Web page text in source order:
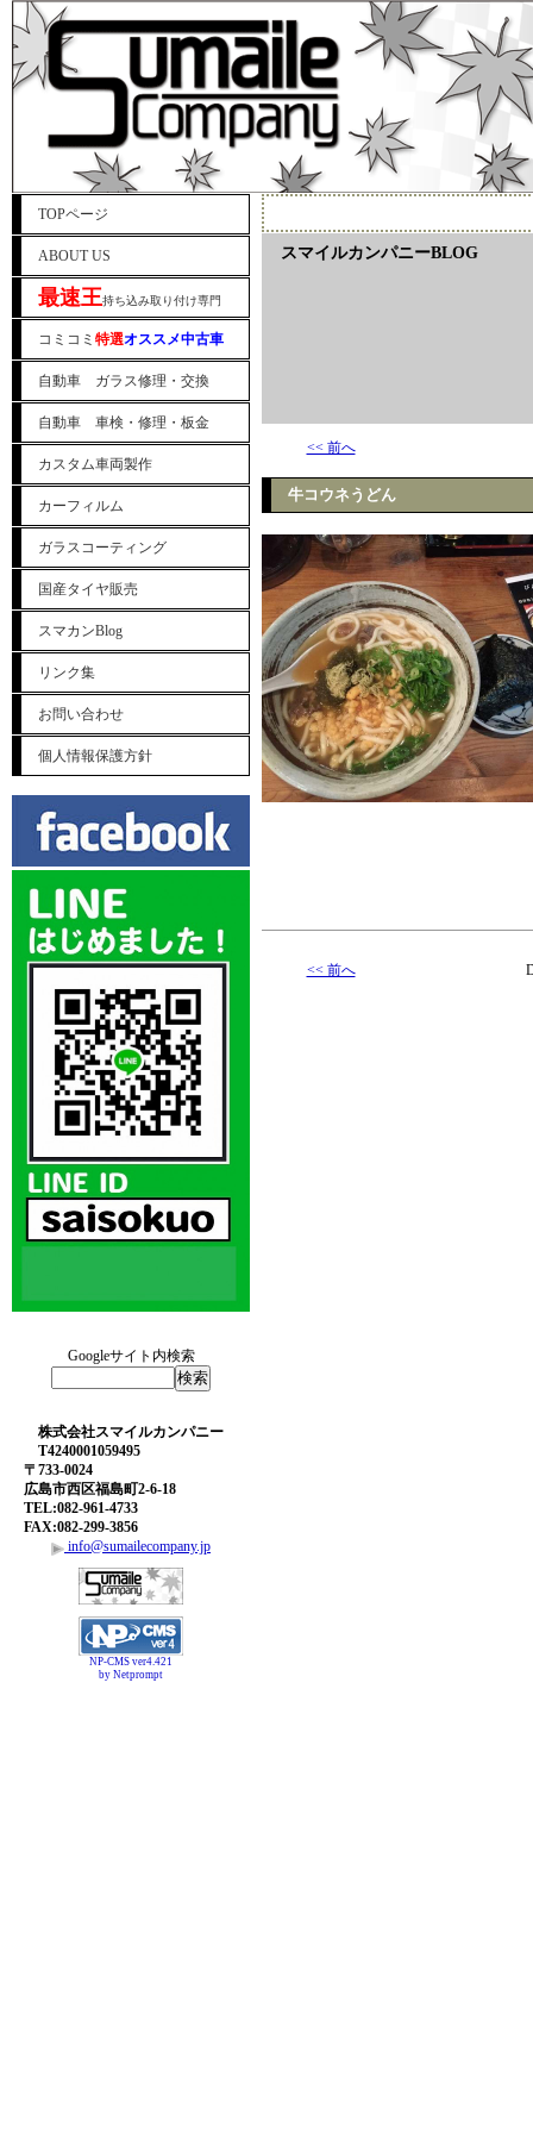
TOPページ
ABOUT US
最速王持ち込み取り付け専門
コミコミ 特選オススメ中古車
自動車 ガラス修理・交換
自動車 車検・修理・板金
カスタム車両製作
カーフィルム
ガラスコーティング
国産タイヤ販売
スマカンBlog
リンク集
お問い合わせ
個人情報保護方針
Googleサイト内検索
株式会社スマイルカンパニー
T4240001059495
〒733-0024
広島市西区福島町2-6-18
TEL:082-961-4733
FAX:082-299-3856
info@sumailecompany.jp
NP-CMS ver4.421
by Netprompt
スマイルカンパニーBLOG
<< 前へ
牛コウネうどん
<< 前へ